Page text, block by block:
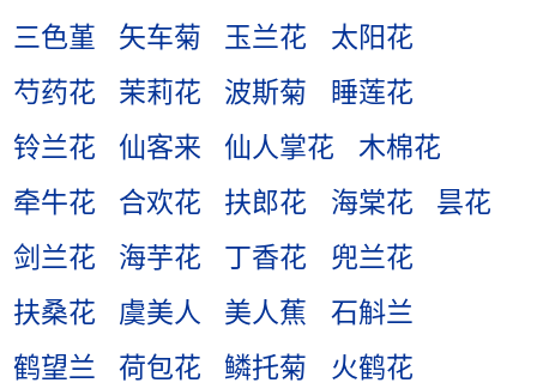
三色堇
矢车菊 玉兰花
太阳花
芍药花
茉莉花 波斯菊
睡莲花
铃兰花
仙客来 仙人掌花
木棉花
牵牛花
合欢花 扶郎花 海棠花
昙花
剑兰花
海芋花 丁香花
兜兰花
扶桑花
虞美人 美人蕉
石斛兰
鹤望兰
荷包花 鳞托菊 火鹤花